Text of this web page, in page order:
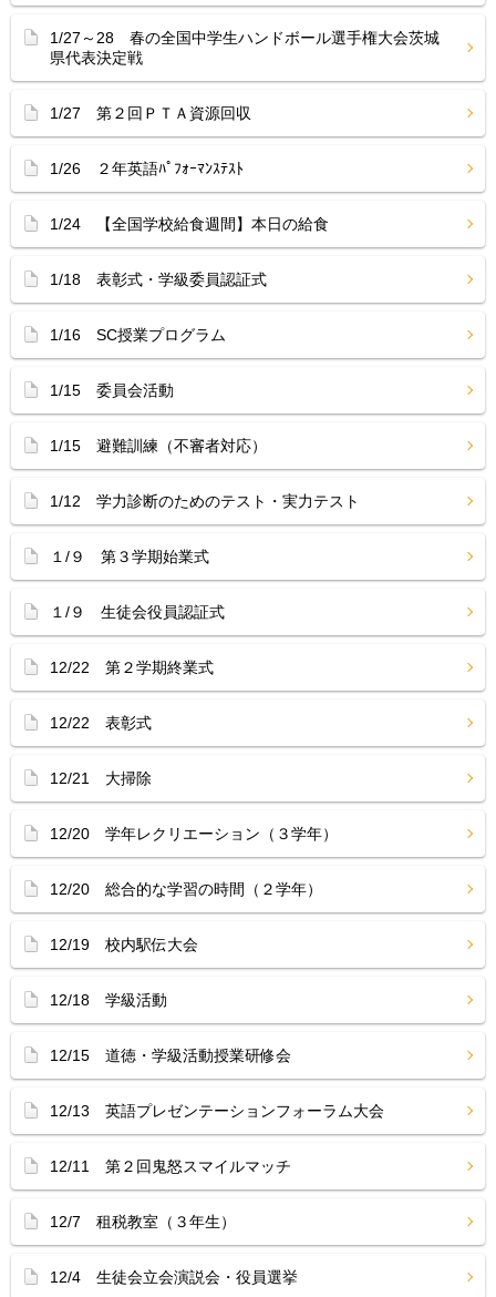
1/27～28 春の全国中学生ハンドボール選手権大会茨城
県代表決定戦
1/27 第２回ＰＴＡ資源回収
1/26 ２年英語ﾊﾟﾌｫｰﾏﾝｽﾃｽﾄ
1/24 【全国学校給食週間】本日の給食
1/18 表彰式・学級委員認証式
1/16 SC授業プログラム
1/15 委員会活動
1/15 避難訓練（不審者対応）
1/12 学力診断のためのテスト・実力テスト
１/９ 第３学期始業式
１/９ 生徒会役員認証式
12/22 第２学期終業式
12/22 表彰式
12/21 大掃除
12/20 学年レクリエーション（３学年）
12/20 総合的な学習の時間（２学年）
12/19 校内駅伝大会
12/18 学級活動
12/15 道徳・学級活動授業研修会
12/13 英語プレゼンテーションフォーラム大会
12/11 第２回鬼怒スマイルマッチ
12/7 租税教室（３年生）
12/4 生徒会立会演説会・役員選挙